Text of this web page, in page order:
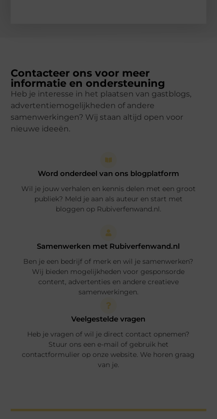
Contacteer ons voor meer
informatie en ondersteuning
Heb je interesse in het plaatsen van gastblogs,
advertentiemogelijkheden of andere
samenwerkingen? Wij staan altijd open voor
nieuwe ideeën.
Word onderdeel van ons blogplatform
Wil je jouw verhalen en kennis delen met een groot
publiek? Meld je aan als auteur en start met
bloggen op Rubiverfenwand.nl.
Samenwerken met Rubiverfenwand.nl
Ben je een bedrijf of merk en wil je samenwerken?
Wij bieden mogelijkheden voor gesponsorde
content, advertenties en andere creatieve
samenwerkingen.
Veelgestelde vragen
Heb je vragen of wil je direct contact opnemen?
Stuur ons een e-mail of gebruik het
contactformulier op onze website. We horen graag
van je.